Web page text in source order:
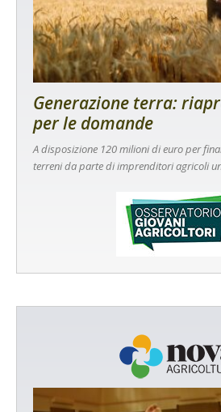
Generazione terra:
per le domande
A disposizione 120 milioni di euro per
terreni da parte di imprenditori agricoli